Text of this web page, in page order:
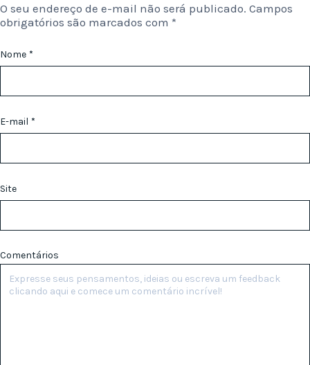
O seu endereço de e-mail não será publicado. Campos
obrigatórios são marcados com *
Nome *
E-mail *
Site
Comentários